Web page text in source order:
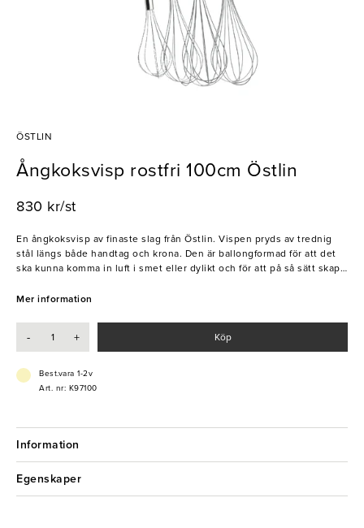
ÖSTLIN
Ångkoksvisp rostfri 100cm Östlin
830 kr/st
En ångkoksvisp av finaste slag från Östlin. Vispen pryds av trednig
stål längs både handtag och krona. Den är ballongformad för att det
ska kunna komma in luft i smet eller dylikt och för att på så sätt skapa
hemma på alla bageri och i alla kök.
Mer information
- + Köp
Best.vara 1-2v
Art. nr: K97100
Information
Egenskaper